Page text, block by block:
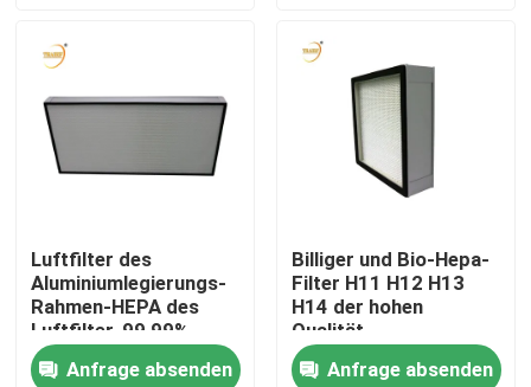
Produkte
Videos
Fabrik-Ausflug
Qualitätskontrolle
Luftfilter des
Aluminiumlegierungs-
Rahmen-HEPA des
Luftfilter-99,99%
ULPA
Anfrage absenden
Billiger und Bio-Hepa-
Filter H11 H12 H13
H14 der hohen
Qualität
Anfrage absenden